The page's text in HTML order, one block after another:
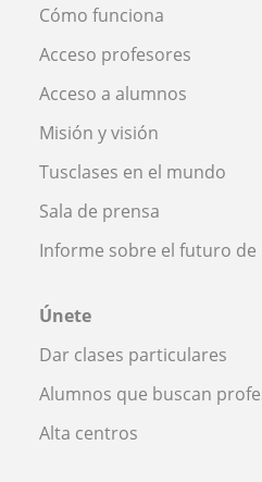
Cómo funciona
Acceso profesores
Acceso a alumnos
Misión y visión
Tusclases en el mundo
Sala de prensa
Informe sobre el futuro de
Únete
Dar clases particulares
Alumnos que buscan
Alta centros